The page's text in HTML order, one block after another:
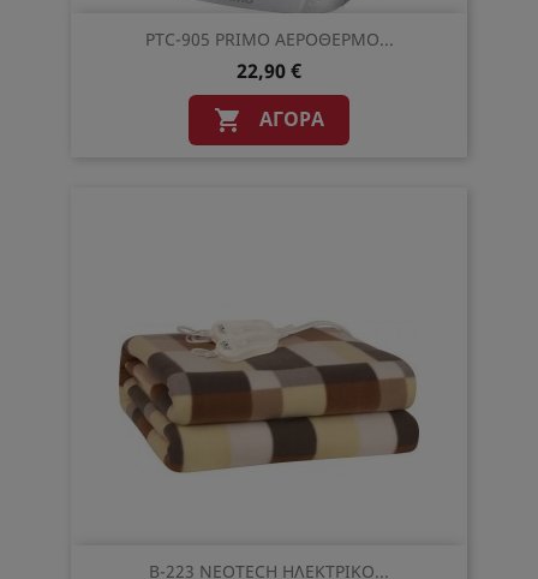
PTC-905 PRIMO ΑΕΡΟΘΕΡΜΟ...
22,90 €
 ΑΓΟΡΆ
B-223 NEOTECH ΗΛΕΚΤΡΙΚΟ...